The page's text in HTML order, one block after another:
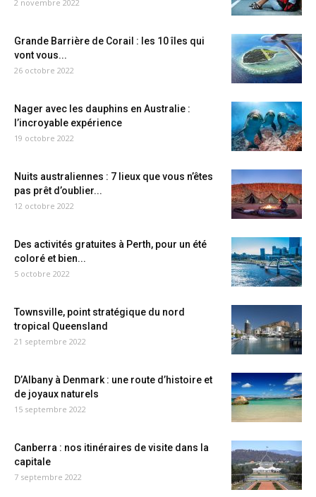
2 novembre 2022
Grande Barrière de Corail : les 10 îles qui
vont vous...
26 octobre 2022
Nager avec les dauphins en Australie :
l’incroyable expérience
19 octobre 2022
Nuits australiennes : 7 lieux que vous n’êtes
pas prêt d’oublier...
12 octobre 2022
Des activités gratuites à Perth, pour un été
coloré et bien...
5 octobre 2022
Townsville, point stratégique du nord
tropical Queensland
21 septembre 2022
D’Albany à Denmark : une route d’histoire et
de joyaux naturels
15 septembre 2022
Canberra : nos itinéraires de visite dans la
capitale
7 septembre 2022